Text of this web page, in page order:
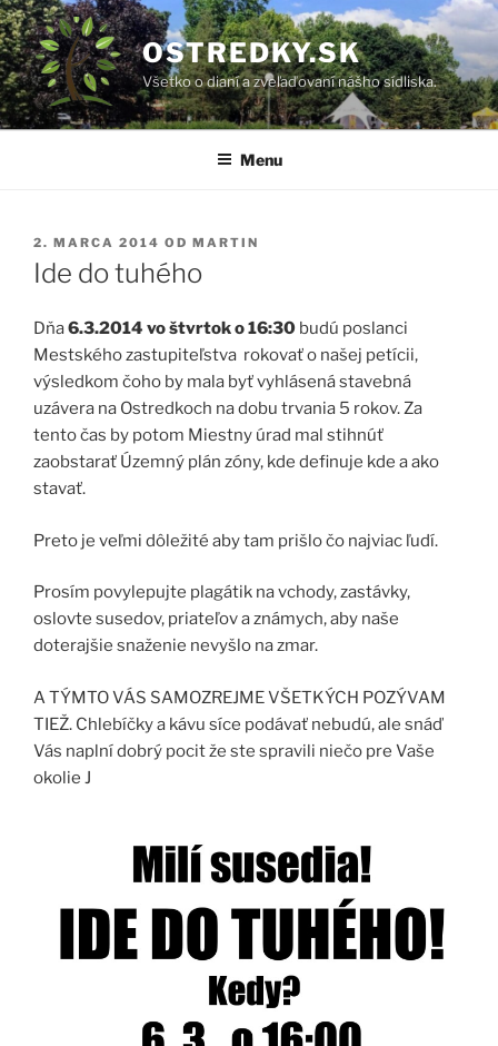
Prejsť
na
obsah
OSTREDKY.SK
Všetko o dianí a zveľaďovaní nášho sídliska.
Menu
PUBLIKOVANÉ
2. MARCA 2014 OD MARTIN
Ide do tuhého
Dňa6.3.2014 vo štvrtok o 16:30 budú poslanci
Mestského zastupiteľstva rokovať o našej petícii,
výsledkom čoho by mala byť vyhlásená stavebná
uzávera na Ostredkoch na dobu trvania 5 rokov. Za
tento čas by potom Miestny úrad mal stihnúť
zaobstarať Územný plán zóny, kde definuje kde a ako
stavať.
Preto je veľmi dôležité aby tam prišlo čo najviac ľudí.
Prosím povylepujte plagátik na vchody, zastávky,
oslovte susedov, priateľov a známych, aby naše
doterajšie snaženie nevyšlo na zmar.
A TÝMTO VÁS SAMOZREJME VŠETKÝCH POZÝVAM
TIEŽ. Chlebíčky a kávu síce podávať nebudú, ale snáď
Vás naplní dobrý pocit že ste spravili niečo pre Vaše
okolie J